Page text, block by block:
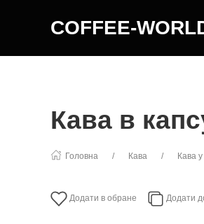
COFFEE-
Кава в
Головна Кава Кава
Додати в обране Додати